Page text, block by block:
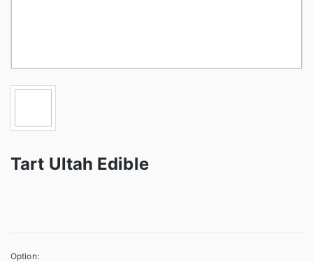
Tart Ultah Edible
Option: